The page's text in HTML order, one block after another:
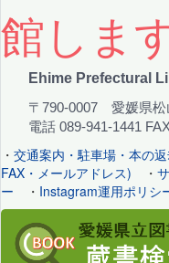
館しま
Ehime Prefectural
〒790-0007 愛媛県松
電話 089-941-1441
・ 交通案内・駐車場・本の
FAX・メールアドレス) ・
ー ・ Instagram運用ポリシ